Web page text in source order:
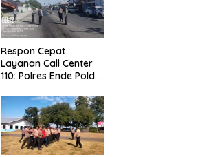
Respon Cepat
Layanan Call Center
110: Polres Ende Polda
Amankan Tumpahan
Solar Di Simpang Lima